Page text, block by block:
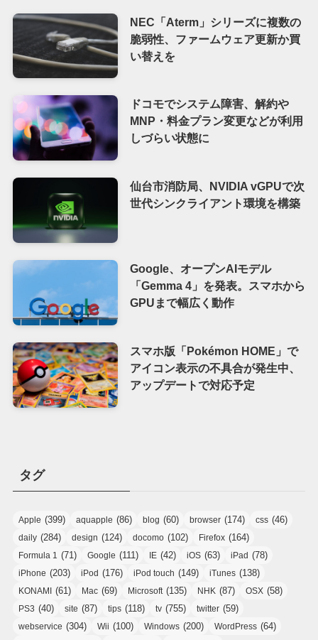
NEC「Aterm」シリーズに複数の
脆弱性、ファームウェア更新か買
い替えを
ドコモでシステム障害、解約や
MNP・料金プラン変更などが利用
しづらい状態に
仙台市消防局、NVIDIA vGPUで次
世代シンクライアント環境を構築
Google、オープンAIモデル
「Gemma 4」を発表。スマホから
GPUまで幅広く動作
スマホ版「Pokémon HOME」で
アイコン表示の不具合が発生中、
アップデートで対応予定
タグ
Apple (399) aquapple (86) blog (60) browser (174) css (46)
daily (284) design (124) docomo (102) Firefox (164)
Formula 1 (71) Google (111) IE (42) iOS (63) iPad (78)
iPhone (203) iPod (176) iPod touch (149) iTunes (138)
KONAMI (61) Mac (69) Microsoft(135) NHK (87) OSX (58)
PS3 (40) site (87) tips (118) tv (755) twitter (59)
webservice (304) Wii (100) Windows (200) WordPress (64)